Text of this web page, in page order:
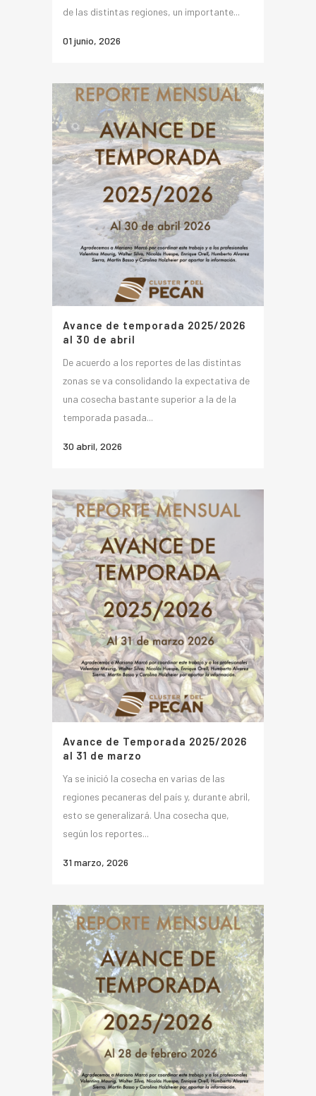
de las distintas regiones, un importante...
01 junio, 2026
Avance de temporada 2025/2026
al 30 de abril
De acuerdo a los reportes de las distintas
zonas se va consolidando la expectativa de
una cosecha bastante superior a la de la
temporada pasada...
30 abril, 2026
Avance de Temporada 2025/2026
al 31 de marzo
Ya se inició la cosecha en varias de las
regiones pecaneras del país y, durante abril,
esto se generalizará. Una cosecha que,
según los reportes...
31 marzo, 2026